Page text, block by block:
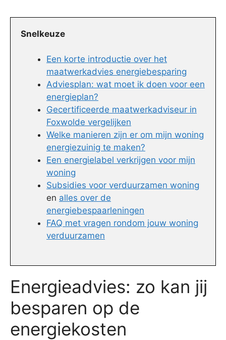
Snelkeuze
Een korte introductie over het
maatwerkadvies energiebesparing
Adviesplan: wat moet ik doen voor een
energieplan?
Gecertificeerde maatwerkadviseur in
Foxwolde vergelijken
Welke manieren zijn er om mijn woning
energiezuinig te maken?
Een energielabel verkrijgen voor mijn
woning
Subsidies voor verduurzamen woning
en alles over de
energiebespaarleningen
FAQ met vragen rondom jouw woning
verduurzamen
Energieadvies: zo kan jij
besparen op de
energiekosten